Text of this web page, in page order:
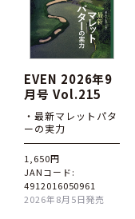
EVEN 2026年9
月号 Vol.215
・最新マレットパタ
ーの実力
1,650円
JANコード:
4912016050961
2026年8月5日発売